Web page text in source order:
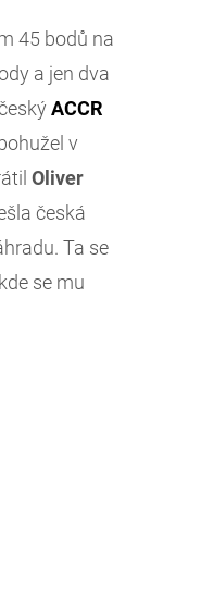
45 bodů na
a jen dva
ACCR
v
Oliver
česká
Ta se
se mu